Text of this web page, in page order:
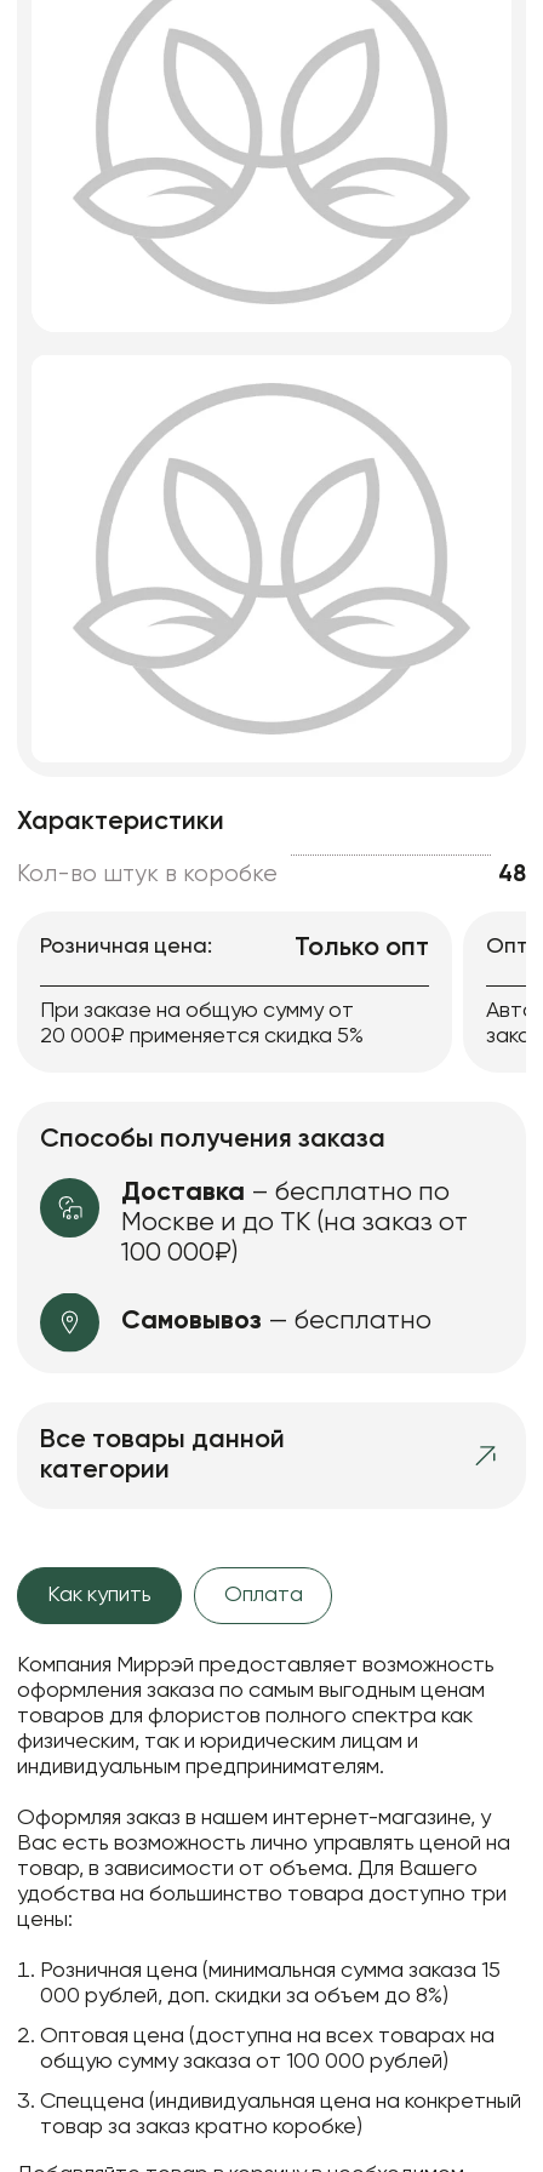
Игрушки мягкие
Сухоцветы
Характеристики
Кол-во штук в коробке 48
Розничная цена: Только опт
При заказе на общую сумму от
20 000₽ применяется скидка 5%
Способы получения заказа
Доставка – бесплатно по
Москве и до ТК (на заказ от
100 000₽)
Самовывоз — бесплатно
Все товары данной
категории
Как купить Оплата
Компания Миррэй предоставляет возможность
оформления заказа по самым выгодным ценам
товаров для флористов полного спектра как
физическим, так и юридическим лицам и
индивидуальным предпринимателям.
Оформляя заказ в нашем интернет-магазине, у
Вас есть возможность лично управлять ценой на
товар, в зависимости от объема. Для Вашего
удобства на большинство товара доступно три
цены:
Розничная цена (минимальная сумма заказа 15
000 рублей, доп. скидки за объем до 8%)
Оптовая цена (доступна на всех товарах на
общую сумму заказа от 100 000 рублей)
Спеццена (индивидуальная цена на конкретный
товар за заказ кратно коробке)